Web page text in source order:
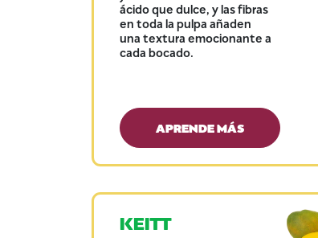
ácido que dulce, y las fibras
en toda la pulpa añaden
una textura emocionante a
cada bocado.
APRENDE MÁS
KEITT